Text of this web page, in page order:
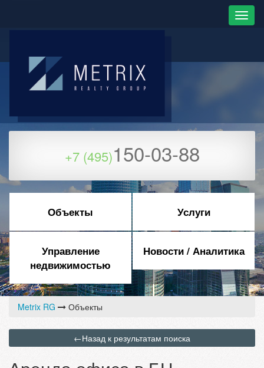
+7 (495)150-03-88
Объекты Услуги
Управление
недвижимостью
Новости / Аналитика
Metrix RG Объекты
←Назад к результатам поиска